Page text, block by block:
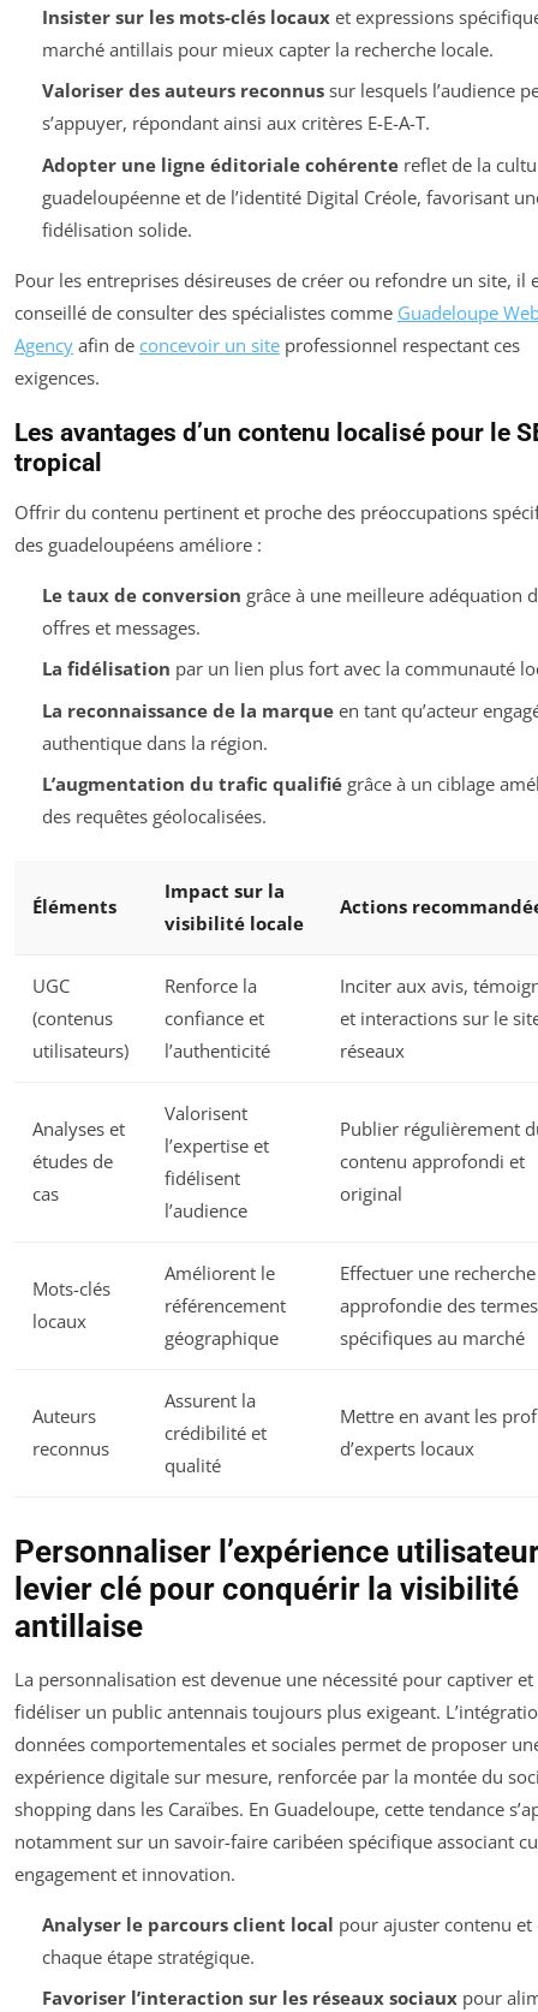
Insister sur les mots-clés locauxet expressions
marché antillais pour mieux capter la recherche locale.
Valoriser des auteurs reconnussur lesquels l’audience
s’appuyer, répondant ainsi aux critères E-E-A-T.
Adopter une ligne éditoriale cohérentereflet de la
guadeloupéenne et de l’identité Digital Créole, favorisant
fidélisation solide.
Pour les entreprises désireuses de créer ou refondre un site, il
conseillé de consulter des spécialistes comme Guadeloupe
Agency afin de concevoir un site professionnel respectant ces
exigences.
Les avantages d’un contenu localisé pour le
tropical
Offrir du contenu pertinent et proche des préoccupations
des guadeloupéens améliore :
Le taux de conversion grâce à une meilleure adéquation
offres et messages.
La fidélisation par un lien plus fort avec la communauté
La reconnaissance de la marqueen tant qu’acteur
authentique dans la région.
L’augmentation du trafic qualifiégrâce à un ciblage
des requêtes géolocalisées.
Éléments
Impact sur la
visibilité locale
Actions
UGC
(contenus
utilisateurs)
Renforce la
confiance et
l’authenticité
Inciter aux avis,
et interactions sur le
réseaux
Analyses et
études de
cas
Valorisent
l’expertise et
fidélisent
l’audience
Publier régulièrement
contenu approfondi et
original
Mots-clés
locaux
Améliorent le
référencement
géographique
Effectuer une recherche
approfondie des termes
spécifiques au marché
Auteurs
reconnus
Assurent la
crédibilité et
qualité
Mettre en avant les
d’experts locaux
Personnaliser l’expérience
levier clé pour conquérir la visibilité
antillaise
La personnalisation est devenue une nécessité pour captiver et
fidéliser un public antennais toujours plus exigeant.
données comportementales et sociales permet de proposer
expérience digitale sur mesure, renforcée par la montée du
shopping dans les Caraïbes. En Guadeloupe, cette tendance
notamment sur un savoir-faire caribéen spécifique associant
engagement et innovation.
Analyser le parcours client local pour ajuster contenu et
chaque étape stratégique.
Favoriser l’interaction sur les réseaux sociauxpour